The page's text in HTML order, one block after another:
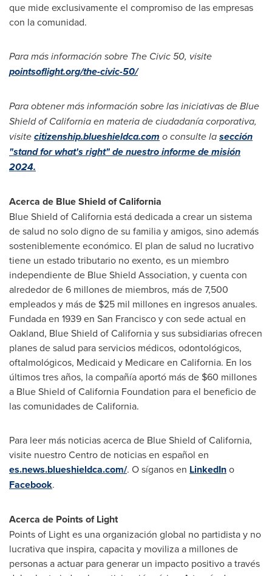
que mide exclusivamente el compromiso de las empresas
con la comunidad.
Para más información sobre The Civic 50, visite
pointsoflight.org/the-civic-50/
Para obtener más información sobre las iniciativas de Blue
Shield ofCaliforniaen materia de ciudadanía corporativa,
visitecitizenship.blueshieldca.com o consulte lasección
"stand for what's right" de nuestro informe de misión
2024.
Acerca de Blue Shield ofCalifornia
Blue Shield ofCaliforniaestá dedicada a crear un sistema
de salud no solo digno de su familia y amigos, sino además
sosteniblemente económico. El plan de salud no lucrativo
tiene un estado tributario no exento, es un miembro
independiente de Blue Shield Association, y cuenta con
alrededor de 6 millones de miembros, más de 7,500
empleados y más de $25 mil millones en ingresos anuales.
Fundada en 1939 en San Franciscoy con sede actual en
Oakland, Blue Shield ofCaliforniay sus subsidiarias ofrecen
planes de salud para servicios médicos, odontológicos,
oftalmológicos, Medicaid y Medicare en California. En los
últimos tres años, la compañía aportó más de $60 millones
a Blue Shield of California Foundation para el beneficio de
las comunidades deCalifornia.
Para leer más noticias acerca de Blue Shield ofCalifornia,
visite nuestroCentro de noticias en español en
es.news.blueshieldca.com/. O síganos en LinkedIno
Facebook.
Acerca de Points of Light
Points of Light es una organización global no partidista y no
lucrativa que inspira, capacita y moviliza a millones de
personas a actuar para generar un impacto positivo a través